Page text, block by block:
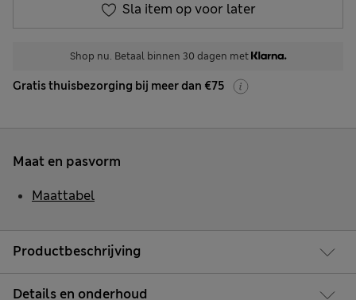
Sla item op voor later
Shop nu. Betaal binnen 30 dagen met
Gratis thuisbezorging bij meer dan €75
Productbeschrijving
Details en onderhoud
Maat en pasvorm
Maattabel